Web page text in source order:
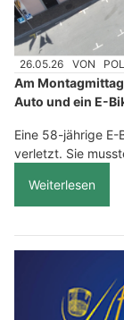
26.05.26 VON
Am
Auto und ein E-
Eine 58-jährige
verletzt. Sie
Weiterlesen